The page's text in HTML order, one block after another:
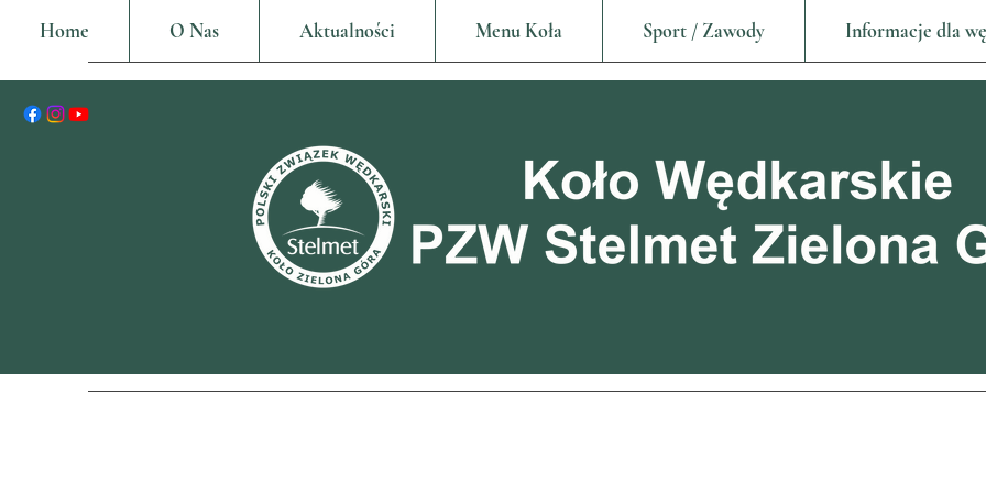
Home O Nas Aktualności Menu Koła Sport / Zawody Informacje dla